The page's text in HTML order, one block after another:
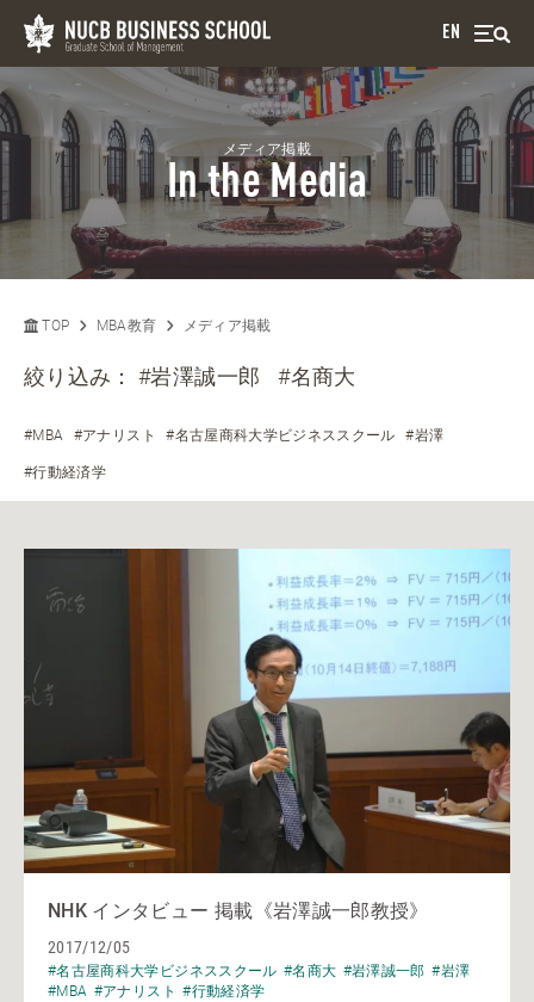
EN
メディア掲載
In the Media
TOP MBA教育 メディア掲載
絞り込み：#岩澤誠一郎 #名商大
#MBA #アナリスト #名古屋商科大学ビジネススクール #岩澤
#行動経済学
NHK インタビュー 掲載《岩澤誠一郎教授》
2017/12/05
#名古屋商科大学ビジネススクール #名商大 #岩澤誠一郎 #岩澤
#MBA #アナリスト #行動経済学